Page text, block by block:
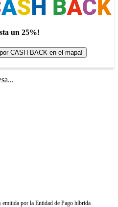
un 25%!
CASH BACK en el mapa!
por la Entidad de Pago híbrida